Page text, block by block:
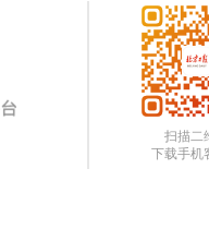
些地方要彩礼，是为了获
扫描二
下载手机